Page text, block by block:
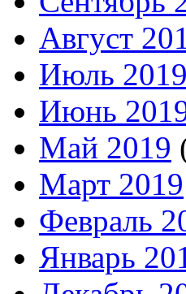
Август
Июль 2019
Июнь
Май 2019
Март 2019
Февраль
Январь